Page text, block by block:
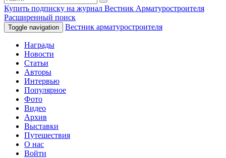
Купить подписку на журнал Вестник Арматуростроителя
Расширенный поиск
Toggle navigation Вестник арматуростроителя
Награды
Новости
Статьи
Авторы
Интервью
Популярное
Фото
Видео
Архив
Выставки
Путешествия
О нас
Войти